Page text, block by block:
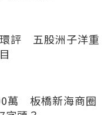
評 五股洲子洋重
萬 板橋新海商圈